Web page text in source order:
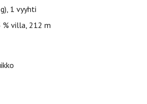
1 vyyhti
% villa, 212 m